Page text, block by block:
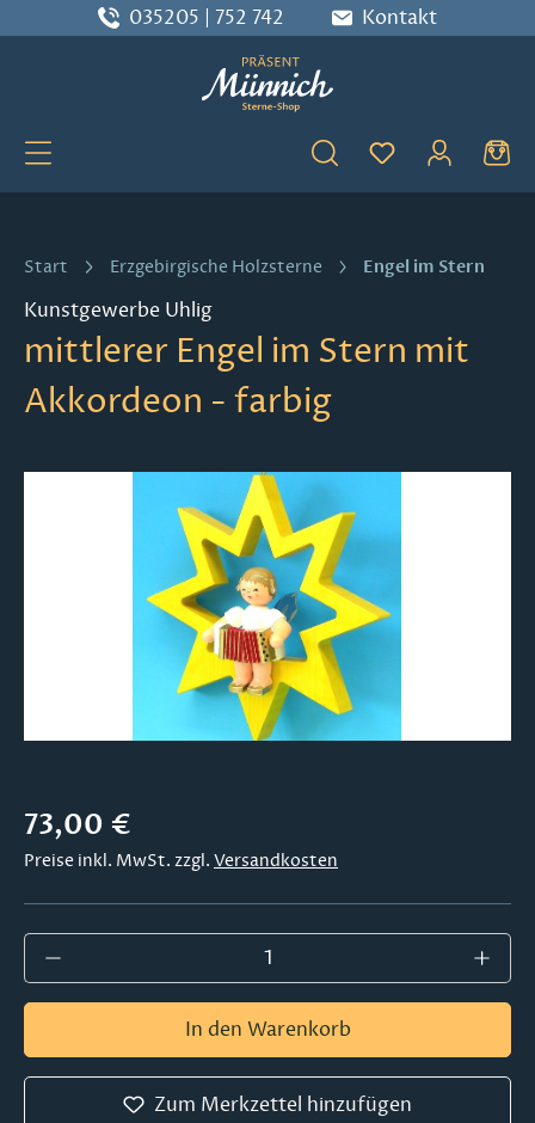
Zum Hauptinhalt springen
035205 | 752 742 Kontakt
Du hast 0
Start Erzgebirgische Holzsterne Engel im Stern
Kunstgewerbe Uhlig
mittlerer Engel im Stern mit
Akkordeon - farbig
Bildergalerie überspringen
Regulärer Preis:
73,00 €
Preise inkl. MwSt. zzgl. Versandkosten
Produkt Anzahl: Gib den gewünschten
In den Warenkorb
Zum Merkzettel hinzufügen